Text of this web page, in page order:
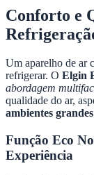
Conforto e
Um aparelho de ar
refrigerar. O Elgin
abordagem
qualidade do ar,
ambientes grandes
Função Eco
Experiência